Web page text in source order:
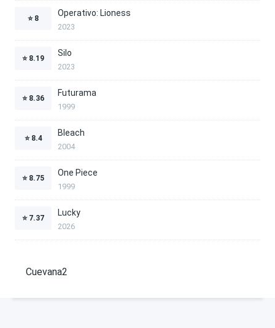
⭐ 8
Operativo: Lioness
2023
⭐ 8.19
Silo
2023
⭐ 8.36
Futurama
1999
⭐ 8.4
Bleach
2004
⭐ 8.75
One Piece
1999
⭐ 7.37
Lucky
2026
Cuevana2